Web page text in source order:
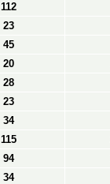
112
23
45
20
28
23
34
115
94
34